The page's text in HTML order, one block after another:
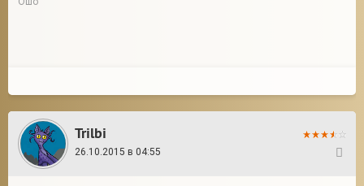
Trilbi
26.10.2015 в 04:55